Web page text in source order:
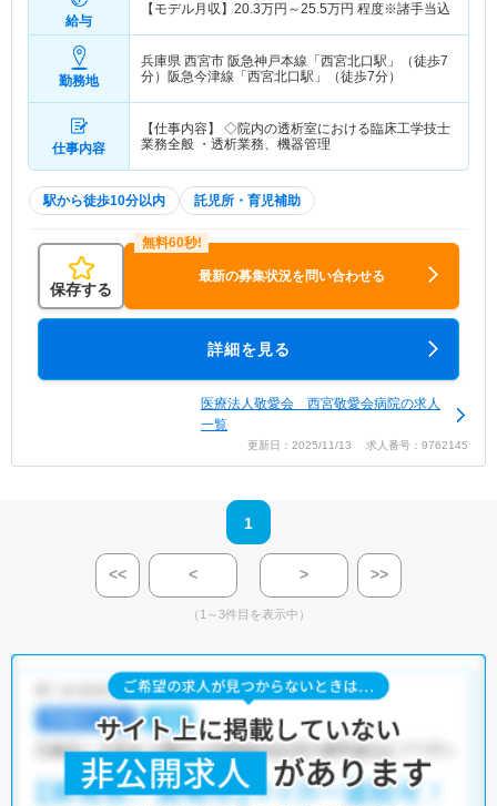
給与
【モデル月収】 20.3万円～25.5万円 程度※諸手当込
勤務地
兵庫県 西宮市 阪急神戸本線「西宮北口駅」（徒歩7
分）阪急今津線「西宮北口駅」（徒歩7分）
仕事内容
【仕事内容】 ◇院内の透析室における臨床工学技士
業務全般 ・透析業務、機器管理
駅から徒歩10分以内 託児所・育児補助
保存する
最新の募集状況を問い合わせる
詳細を見る
医療法人敬愛会 西宮敬愛会病院の求人
一覧
更新日：2025/11/13 求人番号：9762145
1
<< < > >>
（1～3件目を表示中）